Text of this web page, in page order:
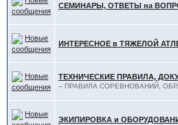
СЕМИНАРЫ, ОТВЕТЫ на
ИНТЕРЕСНОЕ в ТЯЖЕЛОЙ
ТЕХНИЧЕСКИЕ ПРАВИЛА,
-- ПРАВИЛА СОРЕВНОВАНИЙ,
ЭКИПИРОВКА и